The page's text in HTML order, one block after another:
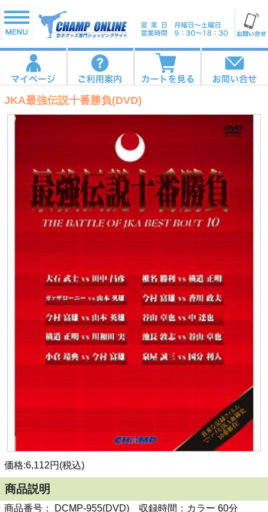
JKA最強伝説十番勝負(DVD)
価格:6,112円(税込)
商品説明
商品番号： DCMP-955(DVD) 収録時間：カラー 60分